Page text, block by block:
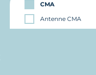
CMA
Antenne CMA